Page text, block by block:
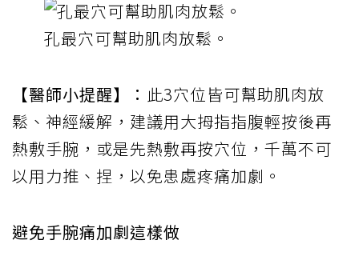
孔最穴可幫助肌肉放鬆。
【醫師小提醒】： 此3穴位皆可幫助肌肉放
鬆、神經緩解，建議用大拇指指腹輕按後再
熱敷手腕，或是先熱敷再按穴位，千萬不可
以用力推、捏，以免患處疼痛加劇。
避免手腕痛加劇這樣做